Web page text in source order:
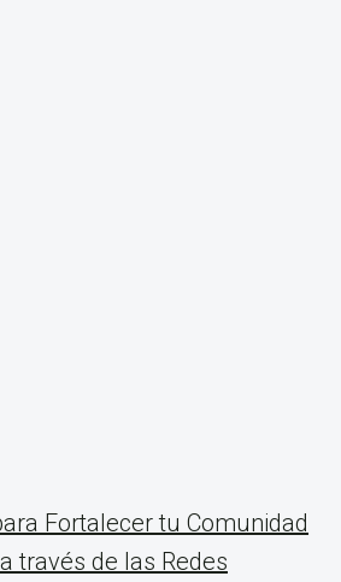
Fortalecer tu Comunidad
través de las Redes